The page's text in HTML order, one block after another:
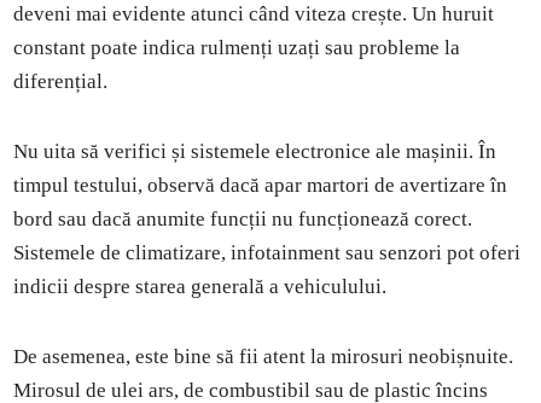
deveni mai evidente atunci când viteza crește. Un huruit
constant poate indica rulmenți uzați sau probleme la
diferențial.
Nu uita să verifici și sistemele electronice ale mașinii. În
timpul testului, observă dacă apar martori de avertizare în
bord sau dacă anumite funcții nu funcționează corect.
Sistemele de climatizare, infotainment sau senzori pot oferi
indicii despre starea generală a vehiculului.
De asemenea, este bine să fii atent la mirosuri neobișnuite.
Mirosul de ulei ars, de combustibil sau de plastic încins